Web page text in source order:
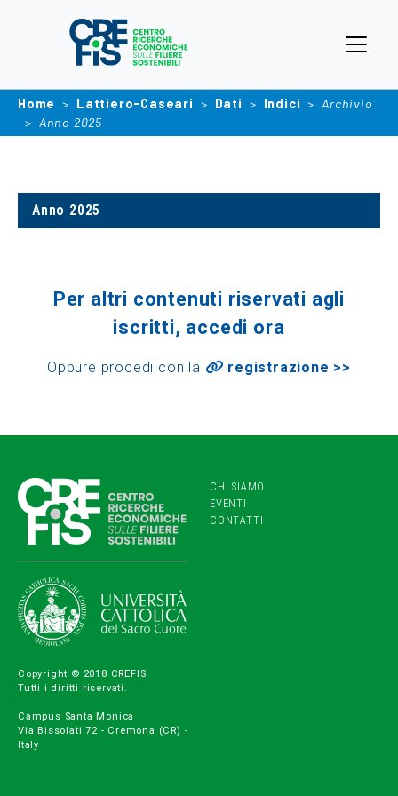
Home Lattiero-Caseari Dati Indici
Archivio
Anno 2025
Anno 2025
Per altri contenuti riservati agli
iscritti, accedi ora
Oppure procedi con la registrazione >>
Copyright © 2018 CREFIS.
Tutti i diritti riservati.
Campus Santa Monica
Via Bissolati 72 - Cremona (CR) -
Italy
CHI SIAMO
EVENTI
CONTATTI